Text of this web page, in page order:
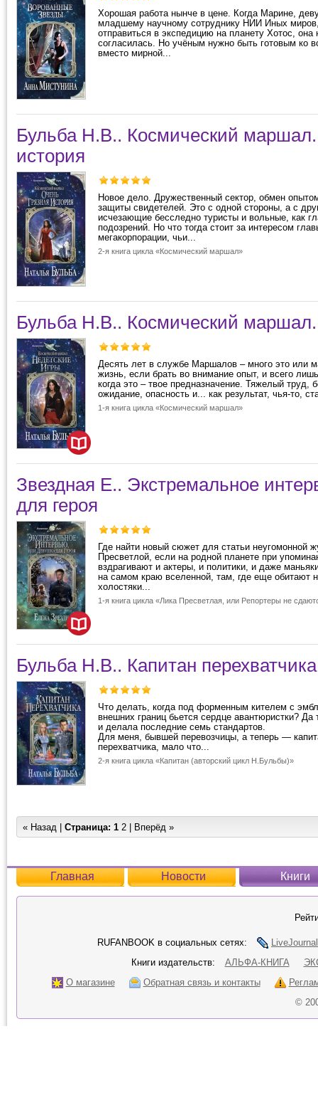
Хорошая работа нынче в цене. Когда Марине,
младшему научному сотруднику НИИ Иных
отправиться в экспедицию на планету Хотос, она
согласилась. Но учёным нужно быть готовым ко
вместо мирной...
Бульба Н.В.. Космический маршал.
история
Новое дело. Дружественный сектор, обмен
защиты свидетелей. Это с одной стороны, а с
исчезающие бесследно туристы и вольные, как
подозрений. Но что тогда стоит за интересом
мегакорпорации, чьи...
2-я книга цикла «Космический маршал»
Бульба Н.В.. Космический
Десять лет в службе Маршалов – много это или
жизнь, если брать во внимание опыт, и всего
когда это – твое предназначение. Тяжелый труд,
ожидание, опасность и... как результат, чья-то,
1-я книга цикла «Космический маршал»
Звездная Е.. Экстремальное
для героя
Где найти новый сюжет для статьи неугомонной
Пресветлой, если на родной планете при
вздрагивают и актеры, и политики, и даже
на самом краю вселенной, там, где еще обитают
холостяки...
1-я книга цикла «Лика Пресветлая, или Репортеры не
Бульба Н.В.. Капитан перехватчика
Что делать, когда под форменным кителем с
внешних границ бьется сердце авантюристки? Да
и делала последние семь стандартов.
Для меня, бывшей перевозчицы, а теперь —
перехватчика, мало что...
2-я книга цикла «Капитан (авторский цикл Н.Бульбы)»
« Назад | Страница: 1 2 Вперёд »
Главная Новости Книги
RUFANBOOK в социальных сетях:
LiveJournal
Книги издательств:
АЛЬФА-КНИГА
О магазине
Обратная связь и контакты
©